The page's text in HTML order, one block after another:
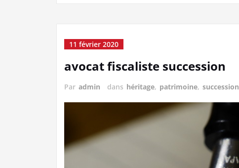
11 février 2020
avocat fiscaliste succession
Par admin dans héritage, patrimoine, succession